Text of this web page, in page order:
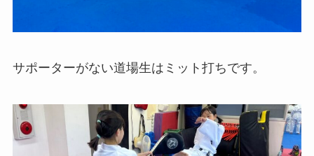
サポーターがない道場生はミット打ちです。